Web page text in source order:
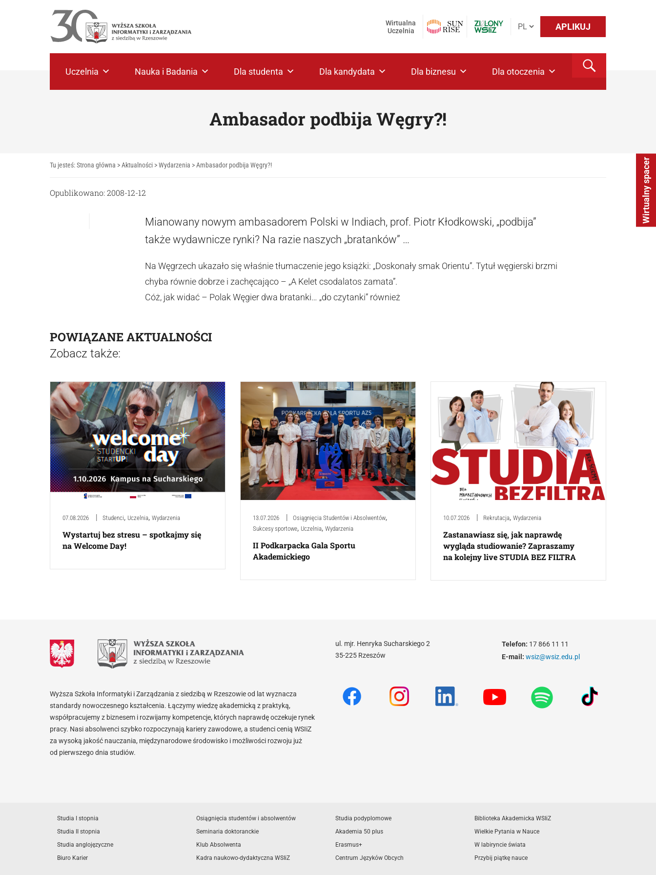
Wirtualny spacer
APLIKUJ
Wirtualna
Uczelnia
Uczelnia Nauka i Badania Dla studenta Dla kandydata Dla biznesu Dla otoczenia
Ambasador podbija Węgry?!
Tu jesteś:Strona główna >Aktualności >Wydarzenia >Ambasador podbija Węgry?!
Opublikowano: 2008-12-12
Mianowany nowym ambasadorem Polski w Indiach, prof. Piotr Kłodkowski, „podbija”
także wydawnicze rynki? Na razie naszych „bratanków” …
Na Węgrzech ukazało się właśnie tłumaczenie jego książki: „Doskonały smak Orientu”. Tytuł węgierski brzmi
chyba równie dobrze i zachęcająco – „A Kelet csodalatos zamata”.
Cóż, jak widać – Polak Węgier dwa bratanki… „do czytanki” również
POWIĄZANE AKTUALNOŚCI
Zobacz także:
07.08.2026 Studenci, Uczelnia, Wydarzenia
Wystartuj bez stresu – spotkajmy się
na Welcome Day!
13.07.2026 Osiągnięcia Studentów i Absolwentów,
Sukcesy sportowe, Uczelnia, Wydarzenia
II Podkarpacka Gala Sportu
Akademickiego
10.07.2026 Rekrutacja, Wydarzenia
Zastanawiasz się, jak naprawdę
wygląda studiowanie? Zapraszamy
na kolejny live STUDIA BEZ FILTRA
Wyższa Szkoła Informatyki i Zarządzania z siedzibą w Rzeszowie od lat wyznacza
standardy nowoczesnego kształcenia. Łączymy wiedzę akademicką z praktyką,
współpracujemy z biznesem i rozwijamy kompetencje, których naprawdę oczekuje rynek
pracy. Nasi absolwenci szybko rozpoczynają kariery zawodowe, a studenci cenią WSIiZ
za wysoką jakość nauczania, międzynarodowe środowisko i możliwości rozwoju już
od pierwszego dnia studiów.
ul. mjr. Henryka Sucharskiego 2
35-225 Rzeszów
Telefon: 17 866 11 11
E-mail: wsiz@wsiz.edu.pl
Studia I stopnia
Studia II stopnia
Studia anglojęzyczne
Biuro Karier
Osiągnięcia studentów i absolwentów
Seminaria doktoranckie
Klub Absolwenta
Kadra naukowo-dydaktyczna WSIiZ
Studia podyplomowe
Akademia 50 plus
Erasmus+
Centrum Języków Obcych
Biblioteka Akademicka WSIiZ
Wielkie Pytania w Nauce
W labiryncie świata
Przybij piątkę nauce